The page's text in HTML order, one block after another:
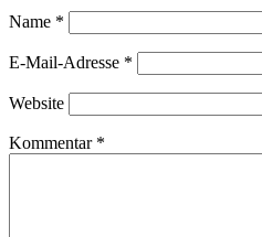
Name *
E-Mail-Adresse *
Website
Kommentar *